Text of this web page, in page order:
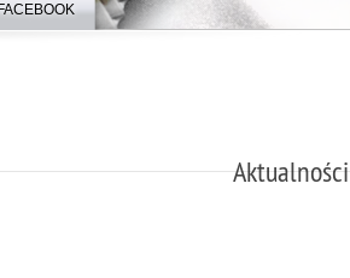
Aktualności